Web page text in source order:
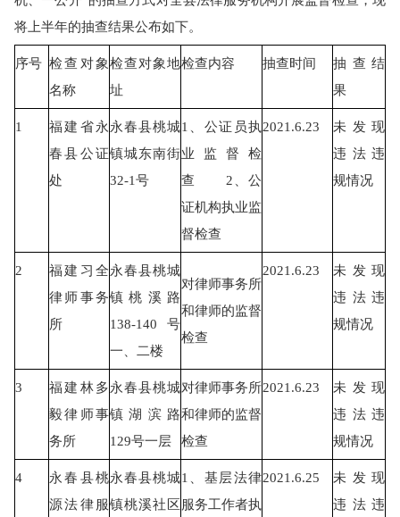
将上半年的抽查结果公布如下。
序号 检查对象
名称
检查对象地
址
检查内容 抽查时间
抽查结
果
1
福建省永
春县公证
处
永春县桃城
镇城东南街
32-1号
1
、公证员执
业监督检
查
2 、公
证机构执业监
督检查
2021.6.23
未发现
违法违
规情况
2
福建习全
律师事务
所
永春县桃城
镇桃溪路
138-140 号
一、二楼
对律师事务所
和律师的监督
检查
2021.6.23
未发现
违法违
规情况
3
福建林多
毅律师事
务所
永春县桃城
镇湖滨路
129号一层
对律师事务所
和律师的监督
检查
2021.6.23
未发现
违法违
规情况
4
永春县桃
源法律服
永春县桃城
镇桃溪社区
1
、基层法律
服务工作者执
2021.6.25
未发现
违法违